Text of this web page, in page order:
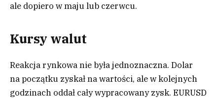
ale dopiero w maju lub czerwcu.
Kursy walut
Reakcja rynkowa nie była jednoznaczna. Dolar
na początku zyskał na wartości, ale w kolejnych
godzinach oddał cały wypracowany zysk. EURUSD